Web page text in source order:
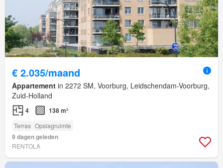
€ 2.035/maand
Appartement in 2272 SM, Voorburg, Leidschendam-Voorburg,
Zuid-Holland
4 138 m²
Terras Opslagruimte
9 dagen geleden
RENTOLA